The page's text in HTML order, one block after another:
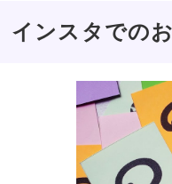
インスタでの